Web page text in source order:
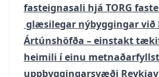
fasteignasali hjá TORG
glæsilegar nýbyggingar við
Ártúnshöfða – einstakt
heimili í einu
uppbyggingarsvæði